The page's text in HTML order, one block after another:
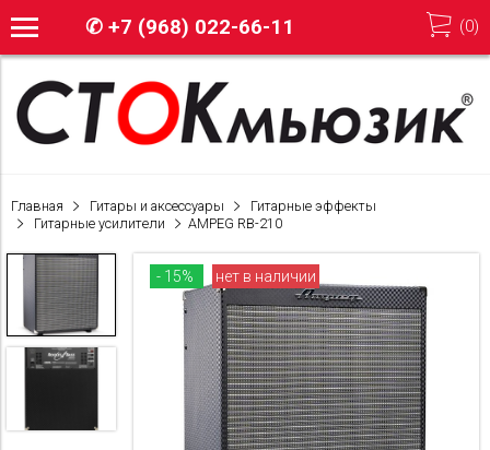
✆ +7 (968) 022-66-11 (0)
Главная Гитары и аксессуары
Гитарные эффекты
Гитарные усилители
AMPEG RB-210
- 15% нет в наличии